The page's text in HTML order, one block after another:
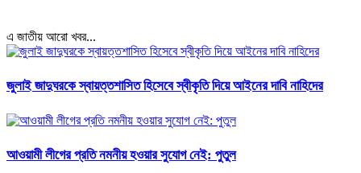
এ জাতীয় আরো খবর...
জুলাই জাদুঘরকে স্বায়ত্তশাসিত হিসেবে স্বীকৃতি দিয়ে আইনের দাবি নাহিদের
আওয়ামী লীগের প্রতি নমনীয় হওয়ার সুযোগ নেই: পুতুল